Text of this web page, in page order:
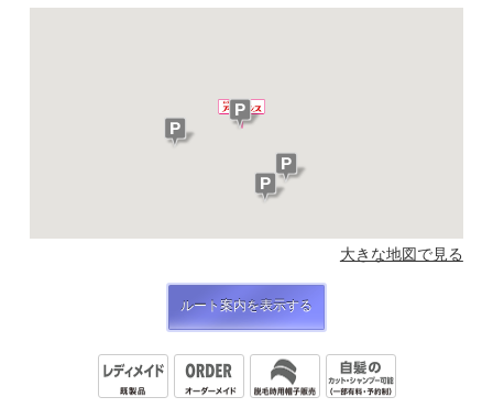
大きな地図で見る
ルート案内を表示する